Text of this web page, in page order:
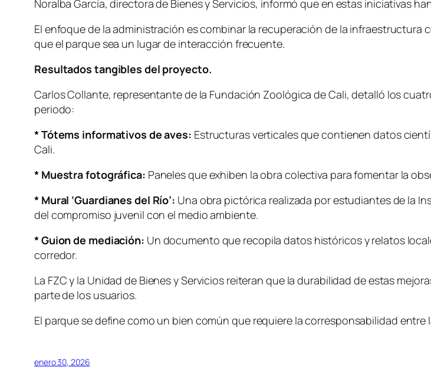
Noralba García, directora de Bienes y Servicios, informó que en estas iniciativas
El enfoque de la administración es combinar la recuperación de la
que el parque sea un lugar de interacción frecuente.
Resultados tangibles del proyecto.
Carlos Collante, representante de la Fundación Zoológica de Cali, detalló los
periodo:
* Tótems informativos de aves: Estructuras verticales que contienen datos
Cali.
* Muestra fotográfica: Paneles que exhiben la obra colectiva para fomentar la
* Mural ‘Guardianes del Río’: Una obra pictórica realizada por estudiantes de la
del compromiso juvenil con el medio ambiente.
* Guion de mediación: Un documento que recopila datos históricos y relatos
corredor.
La FZC y la Unidad de Bienes y Servicios reiteran que la durabilidad de estas
parte de los usuarios.
El parque se define como un bien común que requiere la corresponsabilidad
enero 30, 2026